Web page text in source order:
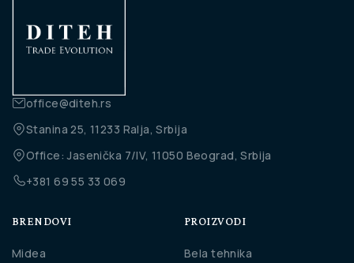
office@diteh.rs
Stanina 25, 11233 Ralja, Srbija
Office: Jasenička 7/IV, 11050 Beograd, Srbija
+381 69 55 33 069
BRENDOVI
Midea
PROIZVODI
Bela tehnika